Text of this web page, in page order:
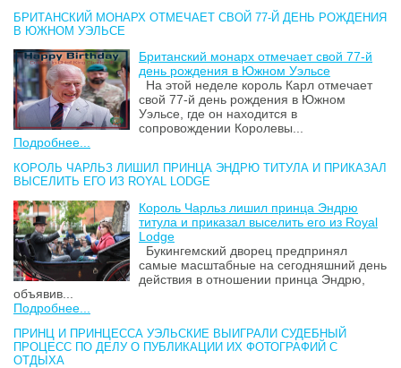
БРИТАНСКИЙ МОНАРХ ОТМЕЧАЕТ СВОЙ 77-Й ДЕНЬ РОЖДЕНИЯ
В ЮЖНОМ УЭЛЬСЕ
Британский монарх отмечает свой 77-й
день рождения в Южном Уэльсе
На этой неделе король Карл отмечает
свой 77-й день рождения в Южном
Уэльсе, где он находится в
сопровождении Королевы...
Подробнее...
КОРОЛЬ ЧАРЛЬЗ ЛИШИЛ ПРИНЦА ЭНДРЮ ТИТУЛА И ПРИКАЗАЛ
ВЫСЕЛИТЬ ЕГО ИЗ ROYAL LODGE
Король Чарльз лишил принца Эндрю
титула и приказал выселить его из Royal
Lodge
Букингемский дворец предпринял
самые масштабные на сегодняшний день
действия в отношении принца Эндрю,
объявив...
Подробнее...
ПРИНЦ И ПРИНЦЕССА УЭЛЬСКИЕ ВЫИГРАЛИ СУДЕБНЫЙ
ПРОЦЕСС ПО ДЕЛУ О ПУБЛИКАЦИИ ИХ ФОТОГРАФИЙ С
ОТДЫХА